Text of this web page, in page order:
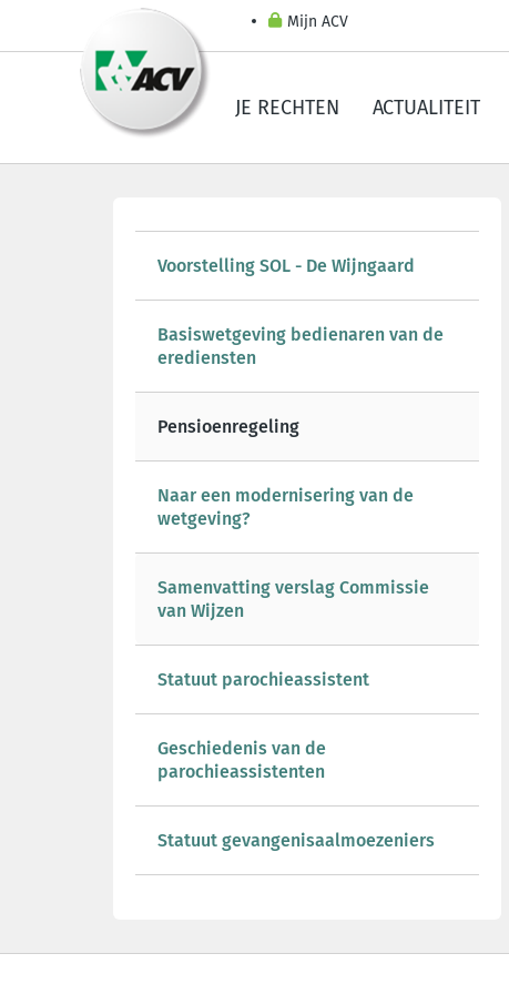
Mijn ACV
JE RECHTEN ACTUALITEIT
Voorstelling SOL - De Wijngaard
Basiswetgeving bedienaren van de
erediensten
Pensioenregeling
Naar een modernisering van de
wetgeving?
Samenvatting verslag Commissie
van Wijzen
Statuut parochieassistent
Geschiedenis van de
parochieassistenten
Statuut gevangenisaalmoezeniers